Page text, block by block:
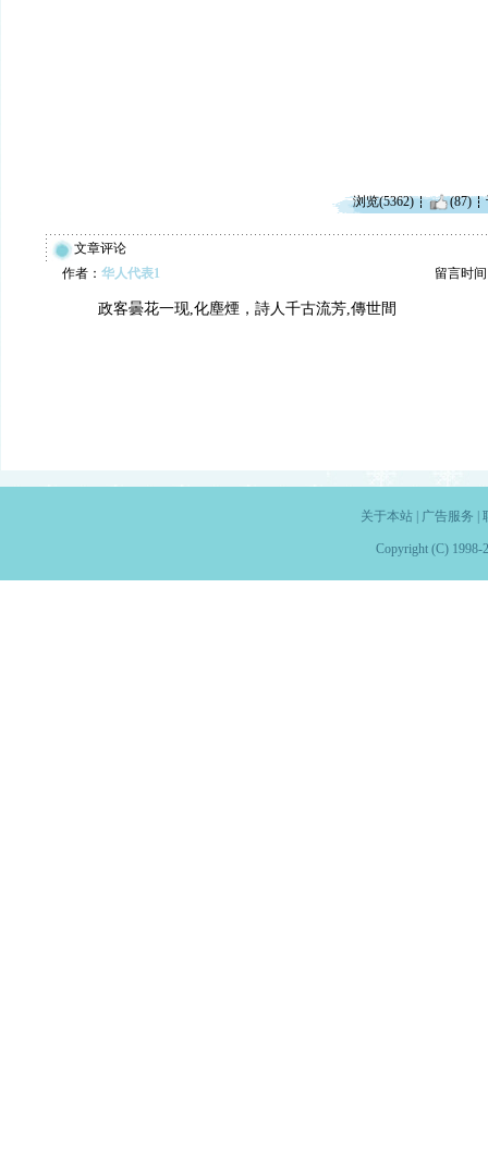
浏览(5362) (87)
文章评论
作者： 华人代表1 留言时间
政客曇花一现,化塵煙，詩人千古流芳,傳世間
关于本站| 广告服务
Copyright (C) 1998-